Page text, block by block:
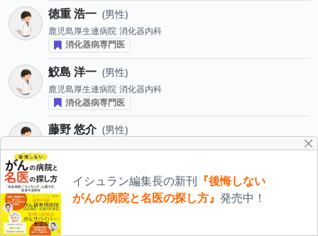
徳重 浩一 男性
鹿児島厚生連病院 消化器内科
消化器病専門医
鮫島 洋一 男性
鹿児島厚生連病院 消化器内科
消化器病専門医
藤野 悠介 男性
鹿児島厚生連病院 消化器内科
坂江 貴弘 男性
鹿児島厚生連病院 消化器内科
イシュラン編集長の新刊
『後悔しない
がんの病院と名医の探し方』 発売中！